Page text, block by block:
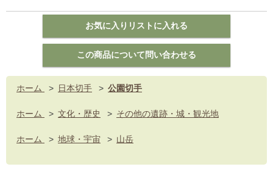
ホーム > 日本切手 > 公園切手
ホーム > 文化・歴史 > その他の遺跡・城・観光地
ホーム > 地球・宇宙 > 山岳